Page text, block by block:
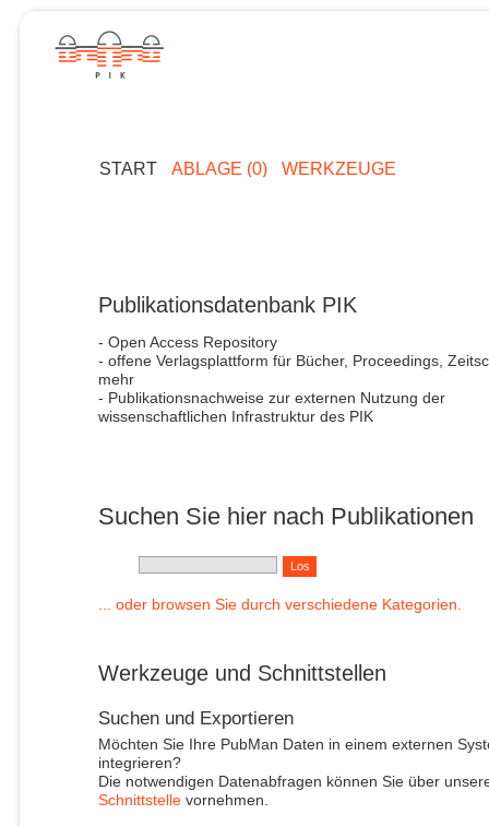
START ABLAGE (0) WERKZEUGE
Publikationsdatenbank PIK
- Open Access Repository
- offene Verlagsplattform für Bücher, Proceedings,
mehr
- Publikationsnachweise zur externen Nutzung der
wissenschaftlichen Infrastruktur des PIK
Suchen Sie hier nach Publikationen
... oder browsen Sie durch verschiedene Kategorien.
Werkzeuge und Schnittstellen
Suchen und Exportieren
Möchten Sie Ihre PubMan Daten in einem externen
integrieren?
Die notwendigen Datenabfragen können Sie über
Schnittstellevornehmen.